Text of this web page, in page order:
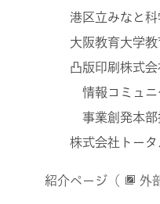
港区立みなと科
大阪教育大学教
凸版印刷株式
情報コミュニケ
事業創発本部
株式会社トータ
紹介ページ（ 外